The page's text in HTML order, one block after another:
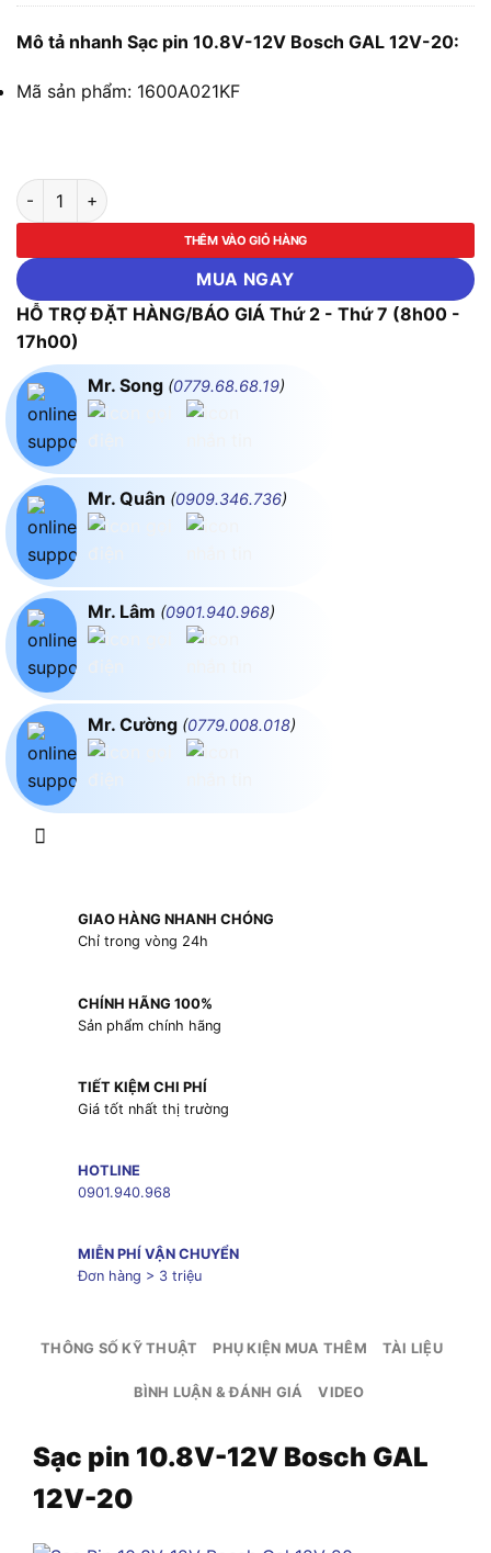
Mô tả nhanh Sạc pin 10.8V-12V Bosch GAL 12V-20:
Mã sản phẩm: 1600A021KF
Sạc pin 10.8V-12V Bosch GAL 12V-20 số lượng
THÊM VÀO GIỎ HÀNG
MUA NGAY
HỖ TRỢ ĐẶT HÀNG/BÁO GIÁ Thứ 2 - Thứ 7 (8h00 -
17h00)
Mr. Song (0779.68.68.19)
Mr. Quân (0909.346.736)
Mr. Lâm (0901.940.968)
Mr. Cường (0779.008.018)
GIAO HÀNG NHANH CHÓNG
Chỉ trong vòng 24h
CHÍNH HÃNG 100%
Sản phẩm chính hãng
TIẾT KIỆM CHI PHÍ
Giá tốt nhất thị trường
HOTLINE
0901.940.968
MIỄN PHÍ VẬN CHUYỂN
Đơn hàng > 3 triệu
THÔNG SỐ KỸ THUẬT PHỤ KIỆN MUA THÊM TÀI LIỆU
BÌNH LUẬN & ĐÁNH GIÁ VIDEO
Sạc pin 10.8V-12V Bosch GAL
12V-20